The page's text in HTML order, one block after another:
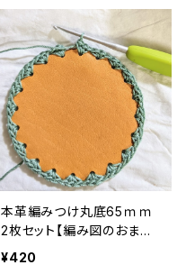
本革編みつけ丸底65ｍｍ
2枚セット【編み図のおまけ
つき】
¥420